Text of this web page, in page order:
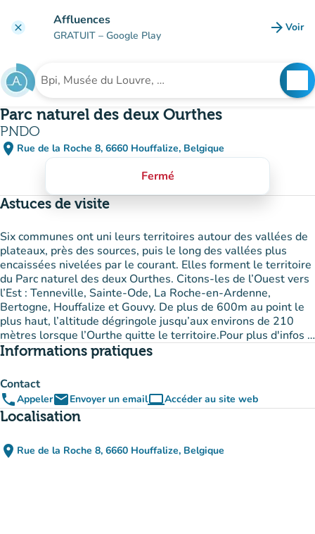
clear Affluences
GRATUIT – Google Play arrow_forward Voir
Rechercher un établissement
Parc naturel des deux Ourthes
PNDO
place Rue de la Roche 8, 6660 Houffalize, Belgique
(ouvrir dans Google Maps)
(nouvel onglet)
Fermé
Astuces de visite
Six communes ont uni leurs territoires autour des vallées de
plateaux, près des sources, puis le long des vallées plus
encaissées nivelées par le courant. Elles forment le territoire
du Parc naturel des deux Ourthes. Citons-les de l’Ouest vers
l’Est : Tenneville, Sainte-Ode, La Roche-en-Ardenne,
Bertogne, Houffalize et Gouvy. De plus de 600m au point le
plus haut, l’altitude dégringole jusqu’aux environs de 210
mètres lorsque l’Ourthe quitte le territoire.Pour plus d'infos :
sites naturelsà découvrir etrandonnées
Informations pratiques
Contact
phoneAppeleremailEnvoyer un emailcomputerAccéder au site web
(nouvel onglet)
Localisation
place Rue de la Roche 8, 6660 Houffalize, Belgique
(ouvrir dans Google Maps)
(nouvel onglet)